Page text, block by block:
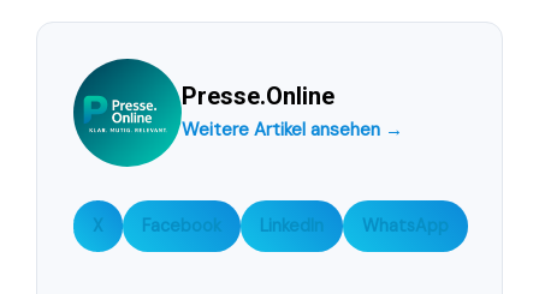
Presse.Online
Weitere Artikel ansehen →
X Facebook LinkedIn WhatsApp